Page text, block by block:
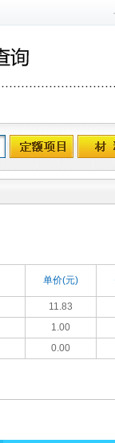
·
单价(元)
11.83
1.00
0.00